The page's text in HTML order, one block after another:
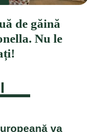
de găină
Nu le
va